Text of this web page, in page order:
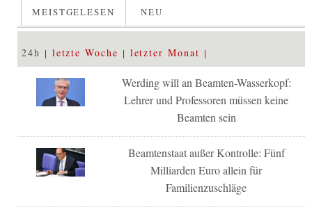
MEISTGELESEN NEU
24h letzte Woche letzter Monat
Werding will an Beamten-Wasserkopf:
Lehrer und Professoren müssen keine
Beamten sein
Beamtenstaat außer Kontrolle: Fünf
Milliarden Euro allein für
Familienzuschläge